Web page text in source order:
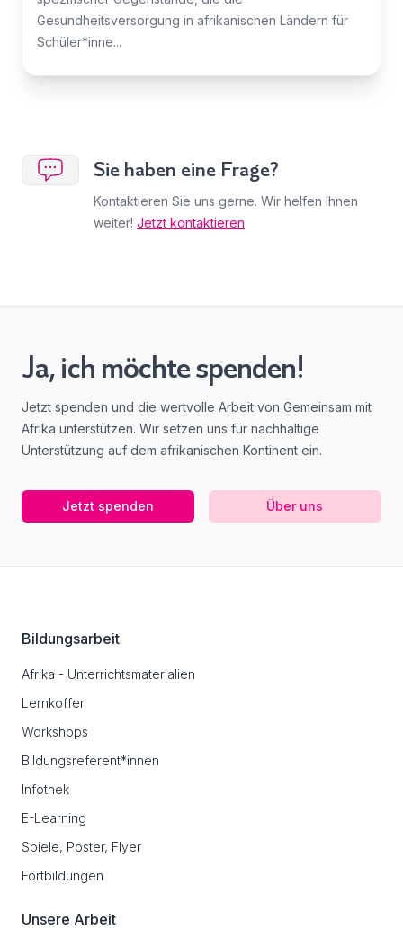
Gesundheitsversorgung in afrikanischen Ländern für
Schüler*inne...
Sie haben eine Frage?
Kontaktieren Sie uns gerne. Wir helfen Ihnen
weiter! Jetzt kontaktieren
Ja, ich möchte spenden!
Jetzt spenden und die wertvolle Arbeit von Gemeinsam mit
Afrika unterstützen. Wir setzen uns für nachhaltige
Unterstützung auf dem afrikanischen Kontinent ein.
Jetzt spenden Über uns
Bildungsarbeit
Afrika - Unterrichtsmaterialien
Lernkoffer
Workshops
Bildungsreferent*innen
Infothek
E-Learning
Spiele, Poster, Flyer
Fortbildungen
Unsere Arbeit